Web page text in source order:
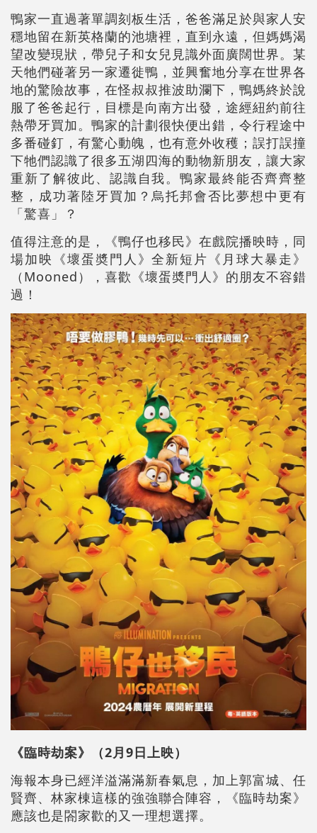
鴨家一直過著單調刻板生活，爸爸滿足於與家人安
穩地留在新英格蘭的池塘裡，直到永遠，但媽媽渴
望改變現狀，帶兒子和女兒見識外面廣闊世界。某
天牠們碰著另一家遷徙鴨，並興奮地分享在世界各
地的驚險故事，在怪叔叔推波助瀾下，鴨媽終於說
服了爸爸起行，目標是向南方出發，途經紐約前往
熱帶牙買加。鴨家的計劃很快便出錯，令行程途中
多番碰釘，有驚心動魄，也有意外收穫；誤打誤撞
下牠們認識了很多五湖四海的動物新朋友，讓大家
重新了解彼此、認識自我。鴨家最終能否齊齊整
整，成功著陸牙買加？烏托邦會否比夢想中更有
「驚喜」？
值得注意的是，《鴨仔也移民》在戲院播映時，同
場加映《壞蛋奬門人》全新短片《月球大暴走》
（Mooned），喜歡《壞蛋奬門人》的朋友不容錯
過！
《臨時劫案》（2月9日上映）
海報本身已經洋溢滿滿新春氣息，加上郭富城、任
賢齊、林家棟這樣的強強聯合陣容，《臨時劫案》
應該也是閤家歡的又一理想選擇。